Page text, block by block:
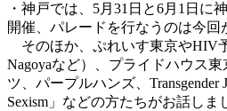
・神戸では、5月31日と6月1日に
開催、パレードを行なうのは今回
そのほか、ぷれいす東京やHIV
Nagoyaなど）、プライドハウス
ツ、パープルハンズ、Transgender
Sexism」などの方たちがお話しま